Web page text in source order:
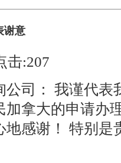
谢意
击:207
公司： 我谨代表
加拿大的申请办
地感谢！ 特别是